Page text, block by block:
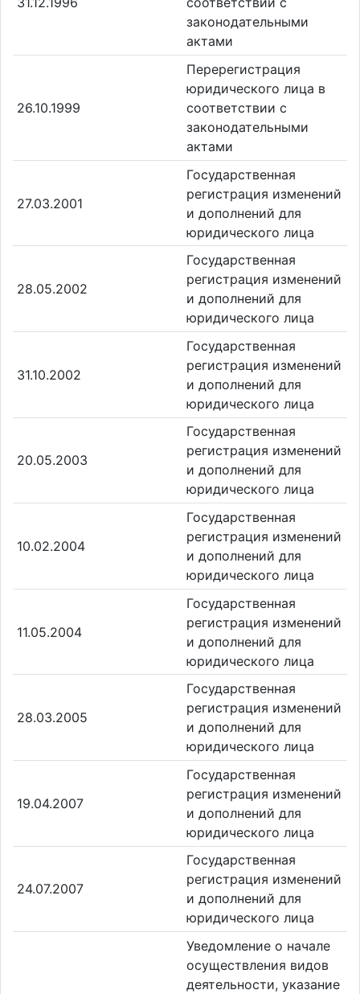
законодательными
актами
26.10.1999
Перерегистрация
юридического лица в
соответствии с
законодательными
актами
27.03.2001
Государственная
регистрация изменений
и дополнений для
юридического лица
28.05.2002
Государственная
регистрация изменений
и дополнений для
юридического лица
31.10.2002
Государственная
регистрация изменений
и дополнений для
юридического лица
20.05.2003
Государственная
регистрация изменений
и дополнений для
юридического лица
10.02.2004
Государственная
регистрация изменений
и дополнений для
юридического лица
11.05.2004
Государственная
регистрация изменений
и дополнений для
юридического лица
28.03.2005
Государственная
регистрация изменений
и дополнений для
юридического лица
19.04.2007
Государственная
регистрация изменений
и дополнений для
юридического лица
24.07.2007
Государственная
регистрация изменений
и дополнений для
юридического лица
Уведомление о начале
осуществления видов
деятельности, указание